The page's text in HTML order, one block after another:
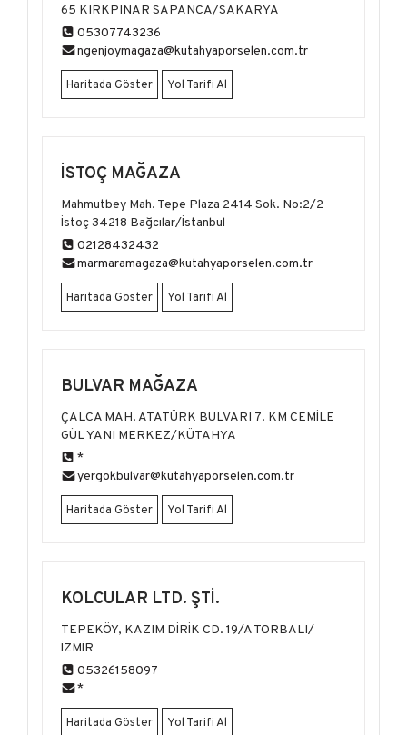
65 KIRKPINAR SAPANCA/SAKARYA
05307743236
ngenjoymagaza@kutahyaporselen.com.tr
Haritada Göster Yol Tarifi Al
İSTOÇ MAĞAZA
Mahmutbey Mah. Tepe Plaza 2414 Sok. No:2/2
İstoç 34218 Bağcılar/İstanbul
02128432432
marmaramagaza@kutahyaporselen.com.tr
Haritada Göster Yol Tarifi Al
BULVAR MAĞAZA
ÇALCA MAH. ATATÜRK BULVARI 7. KM CEMİLE
GÜL YANI MERKEZ/KÜTAHYA
*
yergokbulvar@kutahyaporselen.com.tr
Haritada Göster Yol Tarifi Al
KOLCULAR LTD. ŞTI.
TEPEKÖY, KAZIM DİRİK CD. 19/A TORBALI/
İZMİR
05326158097
*
Haritada Göster Yol Tarifi Al